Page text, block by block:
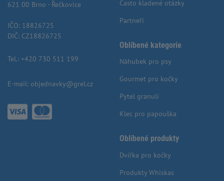
621 00 Brno - Řečkovice
IČO: 18826725
DIČ: CZ18826725
Tel.: +420 730 511 199
E-mail: objednavky@grel.cz
Často kladené otázky
Partneři
Oblíbené kategorie
Náhubek pro psy
Gourmet pro kočky
Pytel granulí
Klec pro papouška
Oblíbené produkty
Dvířka pro kočky
Produkty Whiskas